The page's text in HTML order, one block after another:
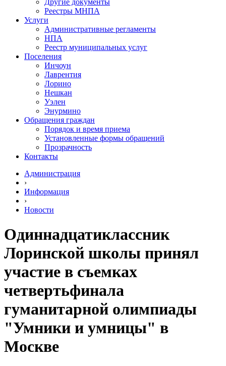
Другие документы
Реестры МНПА
Услуги
Административные регламенты
НПА
Реестр муниципальных услуг
Поселения
Инчоун
Лаврентия
Лорино
Нешкан
Уэлен
Энурмино
Обращения граждан
Порядок и время приема
Установленные формы обращений
Прозрачность
Контакты
Администрация
›
Информация
›
Новости
Одиннадцатиклассник
Лоринской школы принял
участие в съемках
четвертьфинала
гуманитарной олимпиады
"Умники и умницы" в
Москве